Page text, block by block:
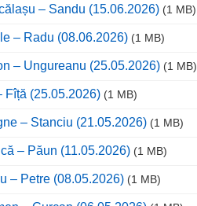
– Sandu (15.06.2026) (1 MB)
– Radu (08.06.2026) (1 MB)
– Ungureanu (25.05.2026) (1 MB)
Fîță (25.05.2026) (1 MB)
– Stanciu (21.05.2026) (1 MB)
– Păun (11.05.2026) (1 MB)
– Petre (08.05.2026) (1 MB)